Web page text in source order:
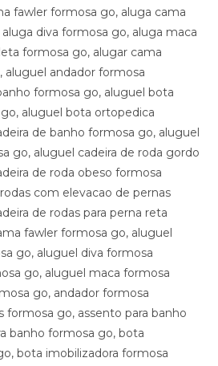
fawler formosa go, aluga cama
diva formosa go, aluga maca
formosa go, alugar cama
aluguel andador formosa
formosa go, aluguel bota
aluguel bota ortopedica
de banho formosa go, aluguel
go, aluguel cadeira de roda gordo
de roda obeso formosa
com elevacao de pernas
de rodas para perna reta
fawler formosa go, aluguel
go, aluguel diva formosa
go, aluguel maca formosa
go, andador formosa
formosa go, assento para banho
banho formosa go, bota
bota imobilizadora formosa